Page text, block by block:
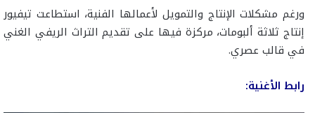
ورغم مشكلات الإنتاج والتمويل لأعمالها الفنية، استطاعت تيفيور
إنتاج ثلاثة ألبومات، مركزة فيها على تقديم التراث الريفي الغني
في قالب عصري.
رابط الأغنية: